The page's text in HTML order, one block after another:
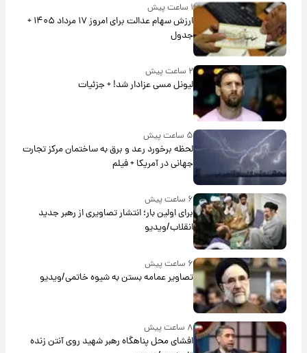
۱ ساعت پیش
ارزش سهام عدالت برای امروز ۱۷ مرداد ۱۴۰۵ +
جدول
۲ ساعت پیش
لیونل مسی عزادار شد! + جزئیات
۵ ساعت پیش
لحظه برخورد رعد و برق به ساختمان مرکز تجارت
جهانی در آمریکا + فیلم
۶ ساعت پیش
برای اولین بار؛ انتشار تصاویری از رهبر جدید
انقلاب/ویدیو
۶ ساعت پیش
تصاویر عمامه بستن به شیوه خاتمی/ویدیو
۸ ساعت پیش
افشای محل پناهگاه‌ رهبر شهید روی آنتن زنده